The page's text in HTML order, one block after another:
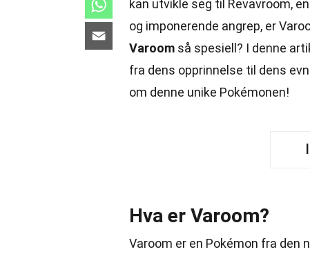
kan utvikle seg til Revavroom,
og imponerende angrep, er
Varoom så spesiell? I denne
fra dens opprinnelse til dens
om denne unike Pokémonen!
Hva er Varoom?
Varoom er en Pokémon fra den